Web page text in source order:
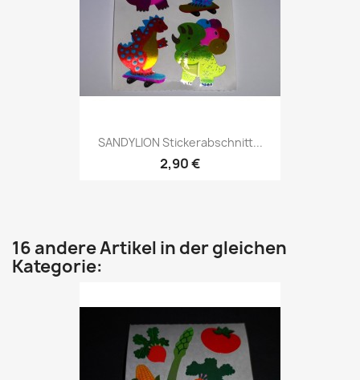
SANDYLION Stickerabschnitt...
2,90 €
16 andere Artikel in der gleichen
Kategorie: